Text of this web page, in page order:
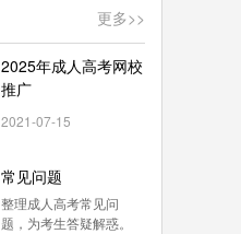
更多>>
2025年成人高考网校
推广
2021-07-15
常见问题
整理成人高考常见问
题，为考生答疑解惑。